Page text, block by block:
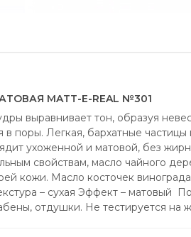
MATT-E-REAL №301
выравнивает тон, образуя
в поры. Легкая, бархатные
ухоженной и матовой, без
свойствам, масло чайного
кожи. Масло косточек
– сухая Эффект – матовый
отдушки. Не тестируется на